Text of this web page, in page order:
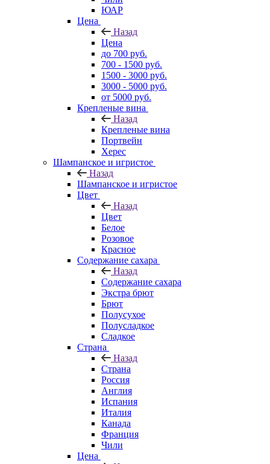
ЮАР
Цена
Назад
Цена
до 700 руб.
700 - 1500 руб.
1500 - 3000 руб.
3000 - 5000 руб.
от 5000 руб.
Крепленые вина
Назад
Крепленые вина
Портвейн
Херес
Шампанское и игристое
Назад
Шампанское и игристое
Цвет
Назад
Цвет
Белое
Розовое
Красное
Содержание сахара
Назад
Содержание сахара
Экстра брют
Брют
Полусухое
Полусладкое
Сладкое
Страна
Назад
Страна
Россия
Англия
Испания
Италия
Канада
Франция
Чили
Цена